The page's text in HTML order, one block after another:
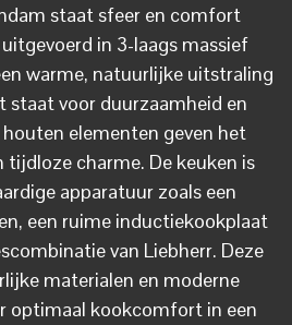
staat sfeer en comfort
in 3-laags massief
warme, natuurlijke uitstraling
voor duurzaamheid en
elementen geven het
tijdloze charme. De keuken is
apparatuur zoals een
een ruime inductiekookplaat
van Liebherr. Deze
materialen en moderne
optimaal kookcomfort in een